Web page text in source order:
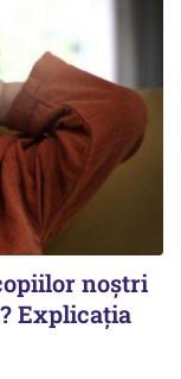
noștri
Explicația